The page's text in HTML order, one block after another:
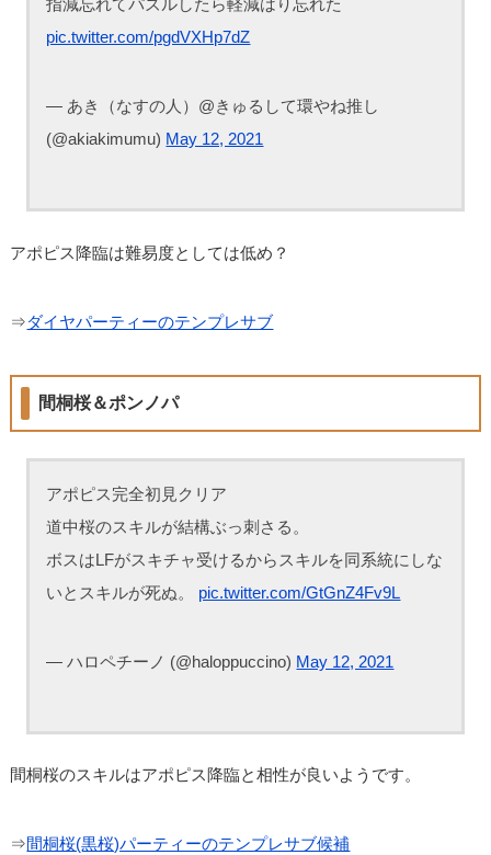
指減忘れてパズルしたら軽減はり忘れた
pic.twitter.com/pgdVXHp7dZ
— あき（なすの人）@きゅるして環やね推し
(@akiakimumu) May 12, 2021
アポピス降臨は難易度としては低め？
⇒ダイヤパーティーのテンプレサブ
間桐桜＆ポンノパ
アポピス完全初見クリア
道中桜のスキルが結構ぶっ刺さる。
ボスはLFがスキチャ受けるからスキルを同系統にしな
いとスキルが死ぬ。 pic.twitter.com/GtGnZ4Fv9L
— ハロペチーノ (@haloppuccino) May 12, 2021
間桐桜のスキルはアポピス降臨と相性が良いようです。
⇒間桐桜(黒桜)パーティーのテンプレサブ候補